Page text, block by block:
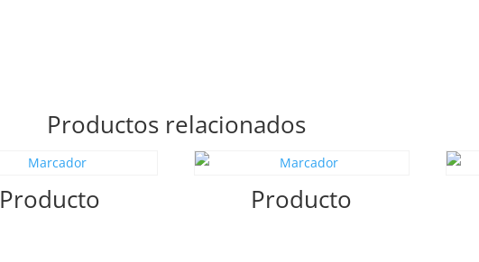
Productos relacionados
Producto Producto